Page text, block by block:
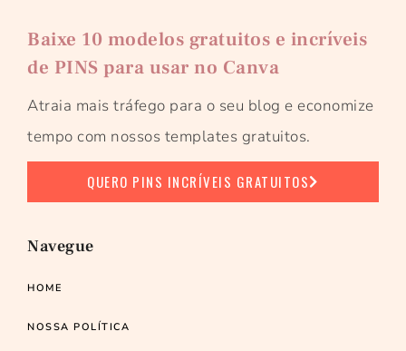
Baixe 10 modelos gratuitos e incríveis
de PINS para usar no Canva
Atraia mais tráfego para o seu blog e economize
tempo com nossos templates gratuitos.
QUERO PINS INCRÍVEIS GRATUITOS
Navegue
HOME
NOSSA POLÍTICA